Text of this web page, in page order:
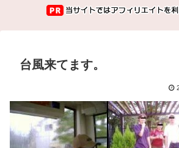
台風来てます。